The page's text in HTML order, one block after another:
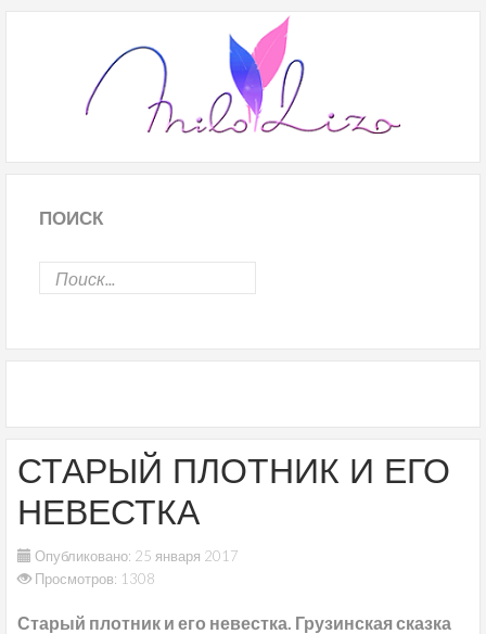
ПОИСК
СТАРЫЙ ПЛОТНИК И ЕГО
НЕВЕСТКА
Опубликовано: 25 января 2017
Просмотров: 1308
Старый плотник и его невестка. Грузинская сказка